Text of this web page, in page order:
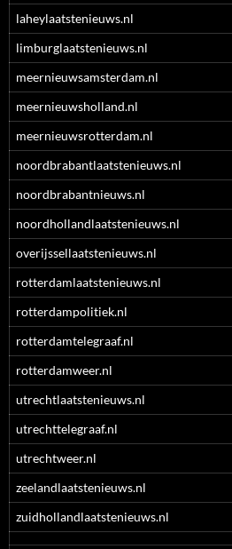
laheylaatstenieuws.nl
limburglaatstenieuws.nl
meernieuwsamsterdam.nl
meernieuwsholland.nl
meernieuwsrotterdam.nl
noordbrabantlaatstenieuws.nl
noordbrabantnieuws.nl
noordhollandlaatstenieuws.nl
overijssellaatstenieuws.nl
rotterdamlaatstenieuws.nl
rotterdampolitiek.nl
rotterdamtelegraaf.nl
rotterdamweer.nl
utrechtlaatstenieuws.nl
utrechttelegraaf.nl
utrechtweer.nl
zeelandlaatstenieuws.nl
zuidhollandlaatstenieuws.nl